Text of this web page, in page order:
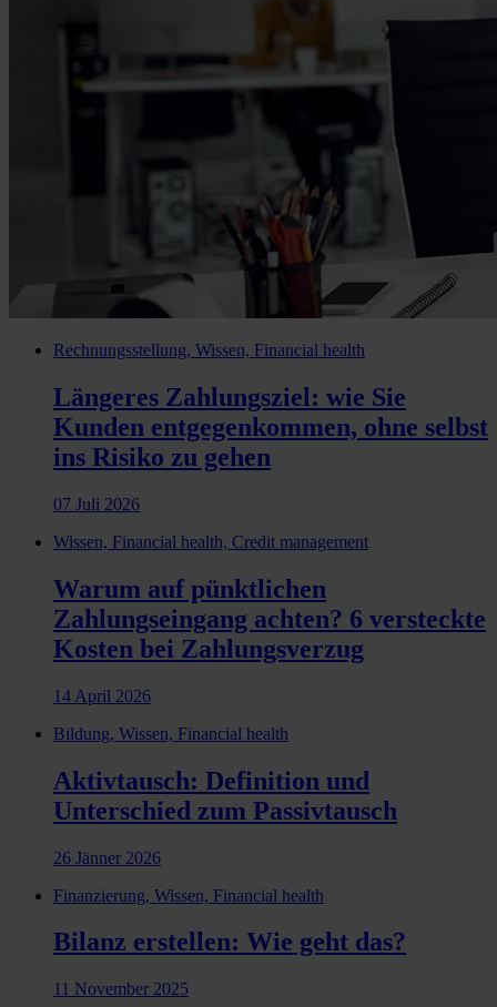
Rechnungsstellung, Wissen, Financial health
Längeres Zahlungsziel: wie Sie
Kunden entgegenkommen, ohne selbst
ins Risiko zu gehen
07 Juli 2026
Wissen, Financial health, Credit management
Warum auf pünktlichen
Zahlungseingang achten? 6 versteckte
Kosten bei Zahlungsverzug
14 April 2026
Bildung, Wissen, Financial health
Aktivtausch: Definition und
Unterschied zum Passivtausch
26 Jänner 2026
Finanzierung, Wissen, Financial health
Bilanz erstellen: Wie geht das?
11 November 2025